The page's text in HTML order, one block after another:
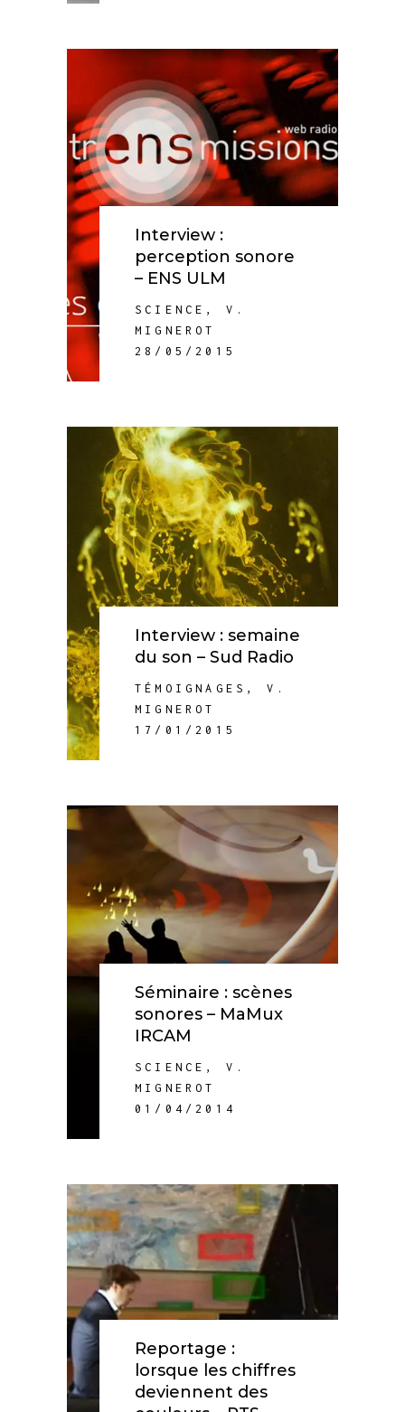
Interview :
perception sonore
– ENS ULM
SCIENCE , V.
MIGNEROT
28/05/2015
Interview : semaine
du son – Sud Radio
TÉMOIGNAGES , V.
MIGNEROT
17/01/2015
Séminaire : scènes
sonores – MaMux
IRCAM
SCIENCE , V.
MIGNEROT
01/04/2014
Reportage :
lorsque les chiffres
deviennent des